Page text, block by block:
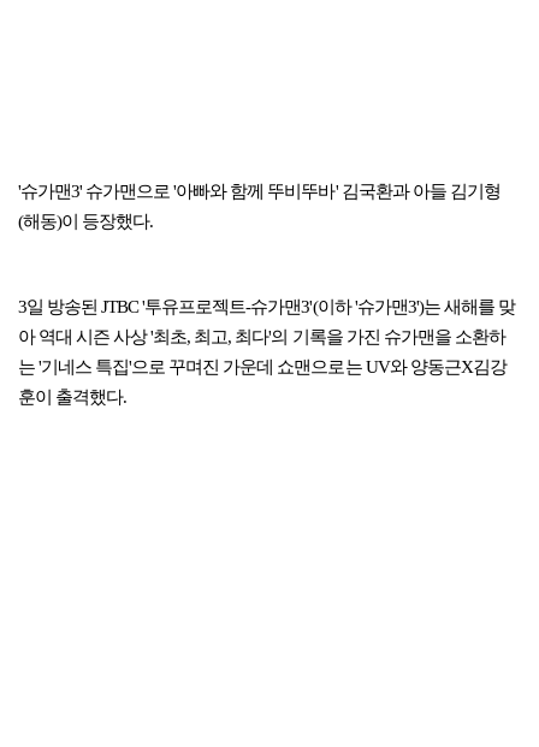
'슈가맨3' 슈가맨으로 '아빠와 함께 뚜비뚜바' 김국환과 아들 김기형
(해동)이 등장했다.
3일 방송된 JTBC '투유프로젝트-슈가맨3'(이하 '슈가맨3')는 새해를 맞
아 역대 시즌 사상 '최초, 최고, 최다'의 기록을 가진 슈가맨을 소환하
는 '기네스 특집'으로 꾸며진 가운데 쇼맨으로는 UV와 양동근X김강
훈이 출격했다.